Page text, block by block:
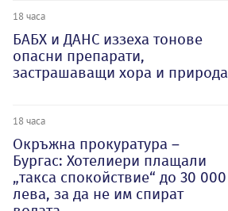
18 часа
БАБХ и ДАНС иззеха тонове
опасни препарати,
застрашаващи хора и природа
18 часа
Окръжна прокуратура –
Бургас: Хотелиери плащали
„такса спокойствие“ до 30 000
лева, за да не им спират